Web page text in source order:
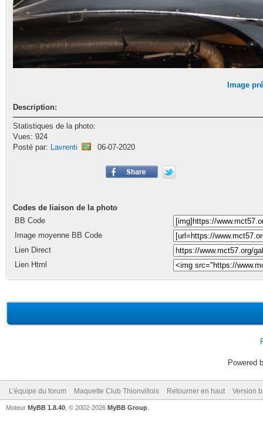
Image
Description:
Statistiques de la photo:
Vues: 924
Posté par: Lavrenti 06-07-2020
Codes de liaison de la photo
BB Code
Image moyenne BB Code
Lien Direct
Lien Html
Powered
L’équipe du forum Maquette Club Thionvillois Retourner en haut Version
Moteur MyBB 1.8.40 , © 2002-2026 MyBB Group